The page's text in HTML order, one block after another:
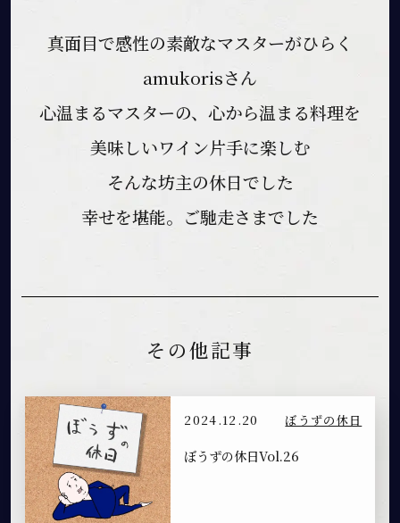
真面目で感性の素敵なマスターがひらく
amukorisさん
心温まるマスターの、心から温まる料理を
美味しいワイン片手に楽しむ
そんな坊主の休日でした
幸せを堪能。ご馳走さまでした
その他記事
ぼうずの休日Vol.26
2024.12.20 ぼうずの休日